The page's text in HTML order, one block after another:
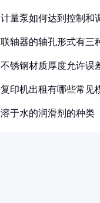
计量泵如何达到控制和
联轴器的轴孔形式有三
不锈钢材质厚度允许误
复印机出租有哪些常见
溶于水的润滑剂的种类